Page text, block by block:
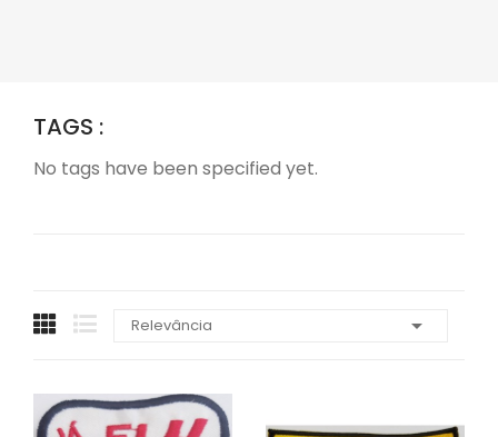
TAGS :
No tags have been specified yet.
Relevância 